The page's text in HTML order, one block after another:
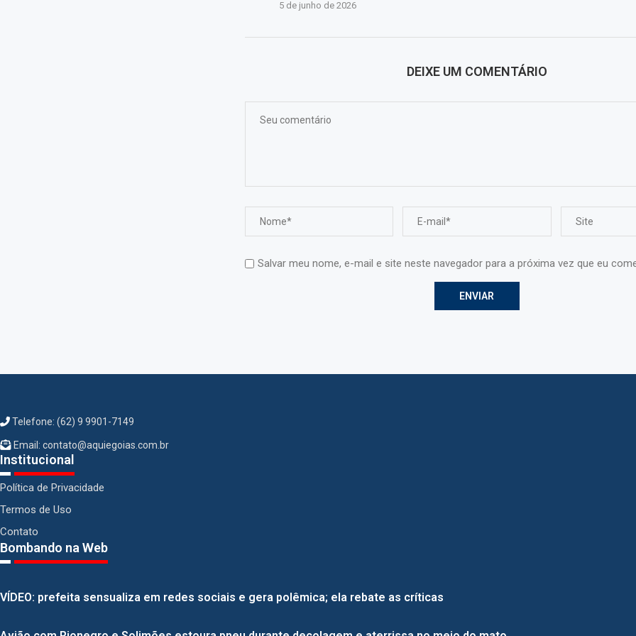
5 de junho de 2026
DEIXE UM COMENTÁRIO
Salvar meu nome, e-mail e site neste navegador para a próxima vez que eu
Telefone: (62) 9 9901-7149
Email: contato@aquiegoias.com.br
Institucional
Política de Privacidade
Termos de Uso
Contato
Bombando na Web
VÍDEO: prefeita sensualiza em redes sociais e gera polêmica; ela rebate as críticas